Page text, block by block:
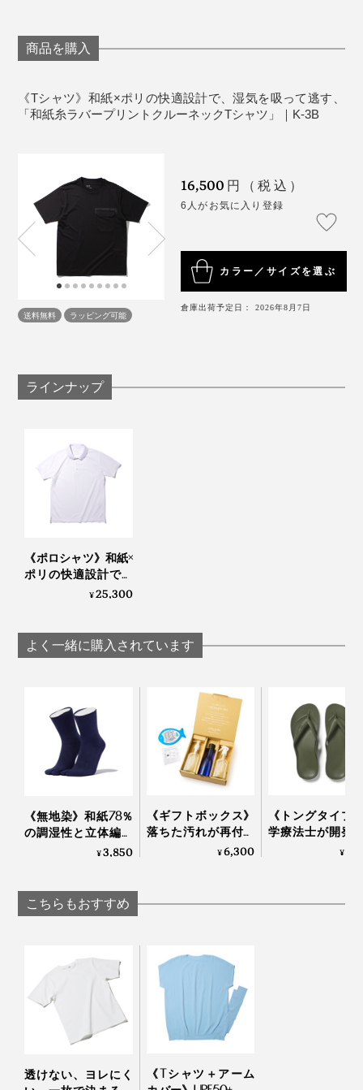
デザインはユニセックスなので、女性にも。身長160cm
の女性モデルは、「S/M」でゆったり着られるサイズ感
商品は、ジッパー付きの袋に密閉された状態でお届けし
ます。
商品は、ジッパー付きの袋に密閉された状態でお届けし
のもと、機能性と高級感を両立。
“効率よく、好印象をつくる”ための服づくりの哲学は、
この「和紙糸ラバープリントクルーネックTシャツ」に
も貫かれています。
商品を購入
《Tシャツ》和紙×ポリの快適設計で、湿気を吸って逃す、
「和紙糸ラバープリントクルーネックTシャツ」｜K-3B
送料無料 ラッピング可能
16,500 円（税込）
6人がお気に入り登録
カラー／サイズを選ぶ
倉庫出荷予定日： 2026年8月7日
ラインナップ
《ポロシャツ》和紙×
ポリの快適設計で、
湿気を吸って逃す、
¥25,300
よく一緒に購入されています
《無地染》和紙78％
の調湿性と立体編み
のフィット感で、長
ス」｜WASI WASI
¥3,850
《ギフトボックス》
落ちた汚れが再付着
しない、綿もカシミ
¥6,300
《トングタイプ
学療法士が開発
界600万人の足
¥
こちらもおすすめ
透けない、ヨレにく
《Tシャツ＋アーム